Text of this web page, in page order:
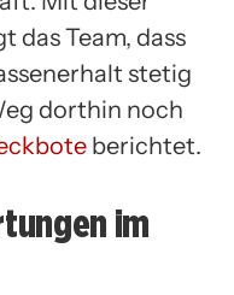
das Team, dass
stetig
dorthin noch
berichtet.
im